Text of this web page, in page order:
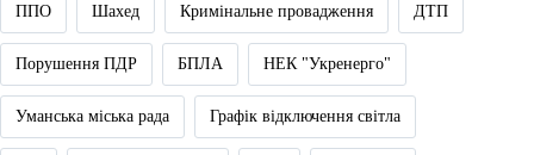
ППО Шахед Кримінальне провадження ДТП
Порушення ПДР БПЛА НЕК "Укренерго"
Уманська міська рада Графік відключення світла